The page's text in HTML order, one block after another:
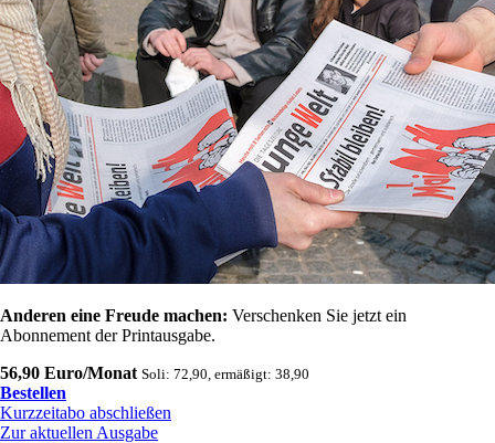
Anderen eine Freude machen: Verschenken Sie jetzt ein
Abonnement der Printausgabe.
56,90 Euro/Monat Soli: 72,90, ermäßigt: 38,90
Bestellen
Kurzzeitabo abschließen
Zur aktuellen Ausgabe